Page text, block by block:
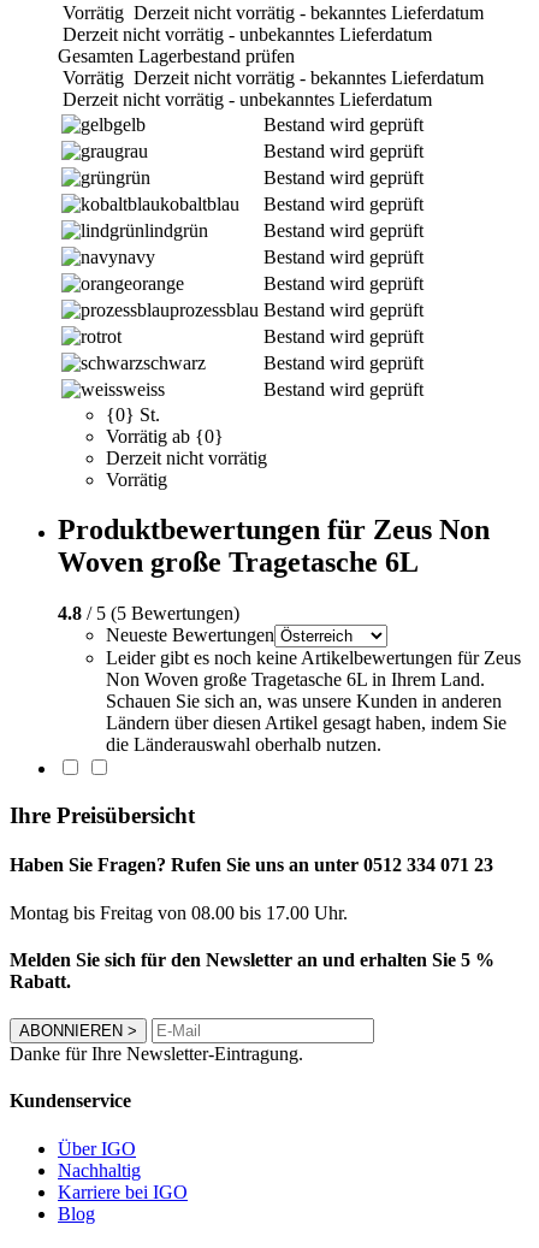
Vorrätig Derzeit nicht vorrätig - bekanntes Lieferdatum
Derzeit nicht vorrätig - unbekanntes Lieferdatum
Gesamten Lagerbestand prüfen
Vorrätig Derzeit nicht vorrätig - bekanntes Lieferdatum
Derzeit nicht vorrätig - unbekanntes Lieferdatum
gelb
Bestand wird geprüft
grau
Bestand wird geprüft
grün
Bestand wird geprüft
kobaltblau
Bestand wird geprüft
lindgrün
Bestand wird geprüft
navy
Bestand wird geprüft
orange
Bestand wird geprüft
prozessblau Bestand wird geprüft
rot
Bestand wird geprüft
schwarz
Bestand wird geprüft
weiss
Bestand wird geprüft
{0} St.
Vorrätig ab {0}
Derzeit nicht vorrätig
Vorrätig
Produktbewertungen für Zeus Non
Woven große Tragetasche 6L
4.8 / 5 (5 Bewertungen)
Neueste Bewertungen
Leider gibt es noch keine Artikelbewertungen für Zeus
Non Woven große Tragetasche 6L in Ihrem Land.
Schauen Sie sich an, was unsere Kunden in anderen
Ländern über diesen Artikel gesagt haben, indem Sie
die Länderauswahl oberhalb nutzen.
Ihre Preisübersicht
Haben Sie Fragen? Rufen Sie uns an unter 0512 334 071 23
Montag bis Freitag von 08.00 bis 17.00 Uhr.
Melden Sie sich für den Newsletter an und erhalten Sie 5 %
Rabatt.
ABONNIEREN >
Danke für Ihre Newsletter-Eintragung.
Kundenservice
Über IGO
Nachhaltig
Karriere bei IGO
Blog